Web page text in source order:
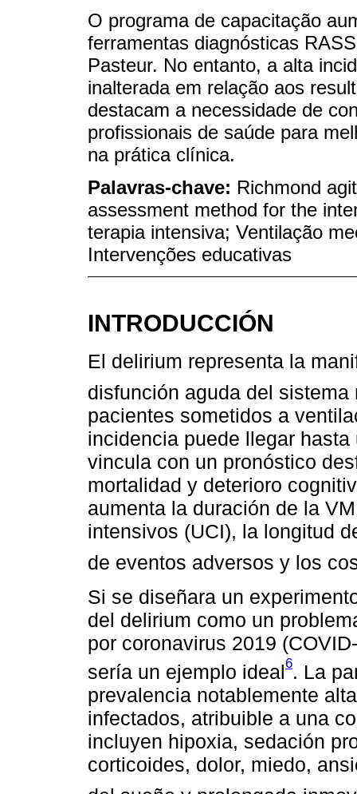
O programa de capacitação
ferramentas diagnósticas
Pasteur. No entanto, a alta
inalterada em relação aos
destacam a necessidade de
profissionais de saúde para
na prática clínica.
Palavras-chave: Richmond
assessment method for the
terapia intensiva; Ventilação
Intervenções educativas
INTRODUCCIÓN
El delirium representa la
disfunción aguda del
pacientes sometidos a
incidencia puede llegar
vincula con un pronóstico
mortalidad y deterioro
aumenta la duración de la
intensivos (UCI), la longitud
de eventos adversos y los
Si se diseñara un
del delirium como un
por coronavirus 2019
sería un ejemplo ideal6. La
prevalencia notablemente
infectados, atribuible a una
incluyen hipoxia, sedación
corticoides, dolor, miedo,